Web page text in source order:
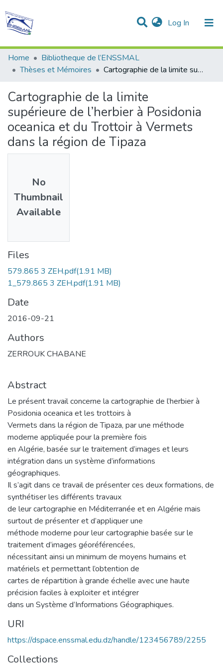
Log In (current)
Statistics
Communities & Collections
All of DSpace
Home
Bibliotheque de l’ENSSMAL
Thèses et Mémoires
Cartographie de la limite supérieure de l’herbier à Posidonia oceanica et du Trottoir à Vermets dans la région de Tipaza
Cartographie de la limite
supérieure de l’herbier à Posidonia
oceanica et du Trottoir à Vermets
dans la région de Tipaza
No
Thumbnail
Available
Files
579.865 3 ZEH.pdf(1.91 MB)
1_579.865 3 ZEH.pdf(1.91 MB)
Date
2016-09-21
Authors
ZERROUK CHABANE
Abstract
Le présent travail concerne la cartographie de l’herbier à
Posidonia oceanica et les trottoirs à
Vermets dans la région de Tipaza, par une méthode
moderne appliquée pour la première fois
en Algérie, basée sur le traitement d’images et leurs
intégration dans un système d’informations
géographiques.
Il s’agit dans ce travail de présenter ces deux formations, de
synthétiser les différents travaux
de leur cartographie en Méditerranée et en Algérie mais
surtout de présenter et d’appliquer une
méthode moderne pour leur cartographie basée sur le
traitement d’images géoréférencées,
nécessitant ainsi un minimum de moyens humains et
matériels et permettant l’obtention de
cartes de répartition à grande échelle avec une haute
précision faciles à exploiter et intégrer
dans un Système d’Informations Géographiques.
URI
https://dspace.enssmal.edu.dz/handle/123456789/2255
Collections